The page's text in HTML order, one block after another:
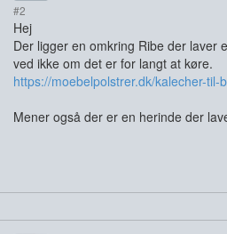
#2
Hej
Der ligger en omkring Ribe der laver
ved ikke om det er for langt at køre.
https://moebelpolstrer.dk/kalecher-til-
Mener også der er en herinde der